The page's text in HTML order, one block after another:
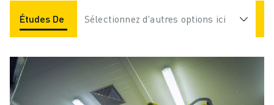
Études De Cas Applications Industries
Sélectionnez d'autres options ici